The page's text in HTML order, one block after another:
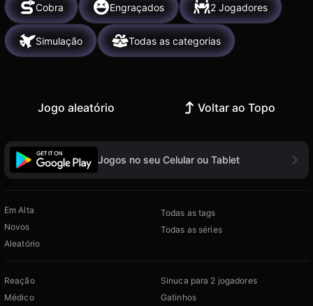
Cobra Engraçados 2 Jogadores
Simulação Todas as categorias
Jogo aleatório Voltar ao Topo
Jogos no seu Celular ou Tablet
Em Alta
Novos
Aleatório
Todas as tags
Todas as séries
Reação
Médico
Sinuca para 2 jogadores
Gatinhos